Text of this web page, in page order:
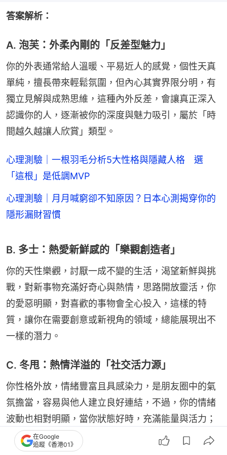
答案解析：
A. 泡芙：外柔內剛的「反差型魅力」
你的外表通常給人溫暖、平易近人的感覺，個性天真
單純，擅長帶來輕鬆氛圍，但內心其實界限分明，有
獨立見解與成熟思維，這種內外反差，會讓真正深入
認識你的人，逐漸被你的深度與魅力吸引，屬於「時
間越久越讓人欣賞」類型。
心理測驗｜一根羽毛分析5大性格與隱藏人格 選
「這根」是低調MVP
心理測驗｜月月喊窮卻不知原因？日本心測揭穿你的
隱形漏財習慣
B. 多士：熱愛新鮮感的「樂觀創造者」
你的天性樂觀，討厭一成不變的生活，渴望新鮮與挑
戰，對新事物充滿好奇心與熱情，思路開放靈活，你
的愛惡明顯，對喜歡的事物會全心投入，這樣的特
質，讓你在需要創意或新視角的領域，總能展現出不
一樣的潛力。
C. 冬甩：熱情洋溢的「社交活力源」
你性格外放，情緒豐富且具感染力，是朋友圈中的氣
氛擔當，容易與他人建立良好連結，不過，你的情緒
波動也相對明顯，當你狀態好時，充滿能量與活力；
若低潮來臨，則可能變得安靜或疏離，這種反差有時
會讓身邊人措手不及。
在Google
追蹤《香港01》